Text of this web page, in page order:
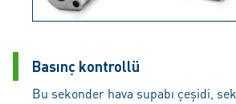
Basınç kontrollü
Bu sekonder hava supabı çeşidi,